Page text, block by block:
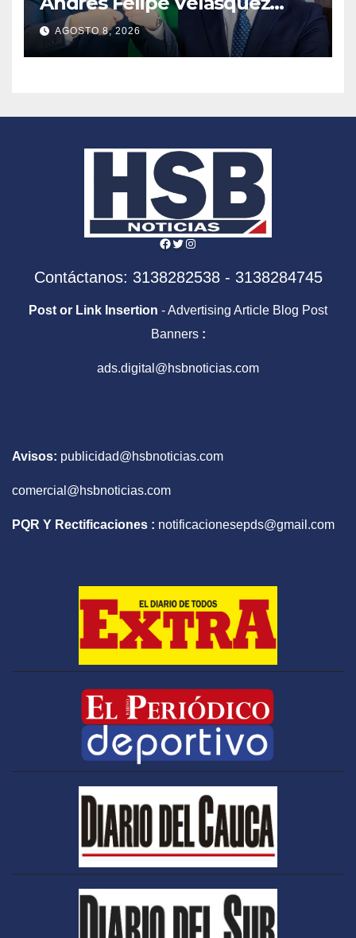
tomará el timón de la DIAN
en la era De la Espriella
AGOSTO 8, 2026
Facebook
Twitter
Instagram
Contáctanos: 3138282538 - 3138284745
Post or Link Insertion - Advertising Article Blog Post
Banners :
ads.digital@hsbnoticias.com
Avisos: publicidad@hsbnoticias.com
comercial@hsbnoticias.com
PQR Y Rectificaciones : notificacionesepds@gmail.com